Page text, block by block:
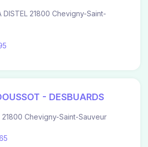
DISTEL 21800 Chevigny-Saint-
- DESBUARDS
21800 Chevigny-Saint-Sauveur